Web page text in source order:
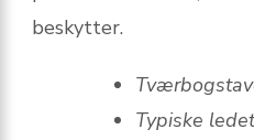
beskytter.
Typiske